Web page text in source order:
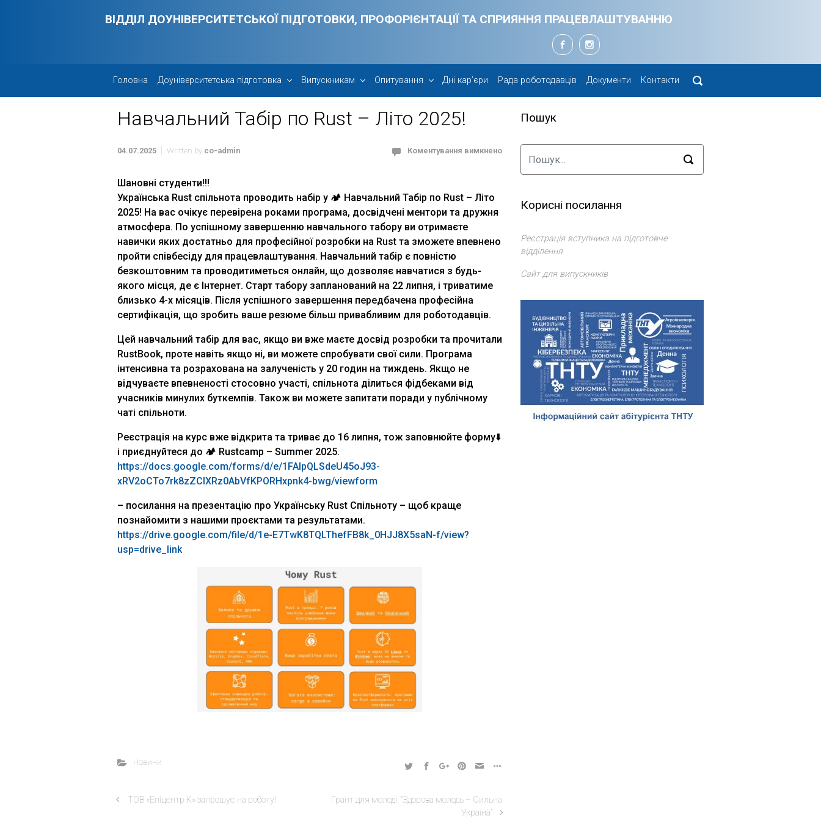
ВІДДІЛ ДОУНІВЕРСИТЕТСЬКОЇ ПІДГОТОВКИ, ПРОФОРІЄНТАЦІЇ ТА СПРИЯННЯ ПРАЦЕВЛАШТУВАННЮ
Головна Доуніверситетська підготовка Випускникам Опитування Дні кар’єри Рада роботодавців Документи Контакти
Навчальний Табір по Rust – Літо 2025!
04.07.2025 Written by co-admin Коментування вимкнено
Шановні студенти!!!
Українська Rust спільнота проводить набір у 🏕️ Навчальний Табір по Rust – Літо
2025! На вас очікує перевірена роками програма, досвідчені ментори та дружня
атмосфера. По успішному завершенню навчального табору ви отримаєте
навички яких достатньо для професійної розробки на Rust та зможете впевнено
пройти співбесіду для працевлаштування. Навчальний табір є повністю
безкоштовним та проводитиметься онлайн, що дозволяє навчатися з будь-
якого місця, де є Інтернет. Старт табору запланований на 22 липня, і триватиме
близько 4-х місяців. Після успішного завершення передбачена професійна
сертифікація, що зробить ваше резюме більш привабливим для роботодавців.
Цей навчальний табір для вас, якщо ви вже маєте досвід розробки та прочитали
RustBook, проте навіть якщо ні, ви можете спробувати свої сили. Програма
інтенсивна та розрахована на залученість у 20 годин на тиждень. Якщо не
відчуваєте впевненості стосовно участі, спільнота ділиться фідбеками від
учасників минулих буткемпів. Також ви можете запитати поради у публічному
чаті спільноти.
Реєстрація на курс вже відкрита та триває до 16 липня, тож заповнюйте форму⬇️
і приєднуйтеся до 🏕️ Rustcamp – Summer 2025.
https://docs.google.com/forms/d/e/1FAIpQLSdeU45oJ93-
xRV2oCTo7rk8zZCIXRz0AbVfKPORHxpnk4-bwg/viewform
– посилання на презентацію про Українську Rust Спільноту – щоб краще
познайомити з нашими проєктами та результатами.
https://drive.google.com/file/d/1e-E7TwK8TQLThefFB8k_0HJJ8X5saN-f/view?
usp=drive_link
Новини
ТОВ «Епіцентр К» запрошує на роботу!
Грант для молоді: “Здорова молодь – Сильна
Україна”
Пошук
Корисні посилання
Реєстрація вступника на підготовче
відділення
Сайт для випускників